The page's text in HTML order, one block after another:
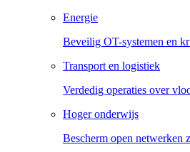
Energie
Beveilig OT-systemen en
Transport en logistiek
Verdedig operaties over
Hoger onderwijs
Bescherm open netwerken